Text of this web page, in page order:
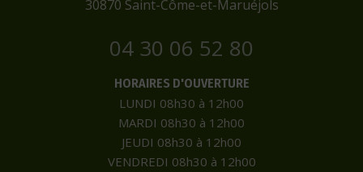
​30870 Saint-Côme-et-Maruéjols
04 30 06 52 80
HORAIRES D'OUVERTURE
LUNDI 08h30 à 12h00
MARDI 08h30 à 12h00
JEUDI 08h30 à 12h00
VENDREDI 08h30 à 12h00